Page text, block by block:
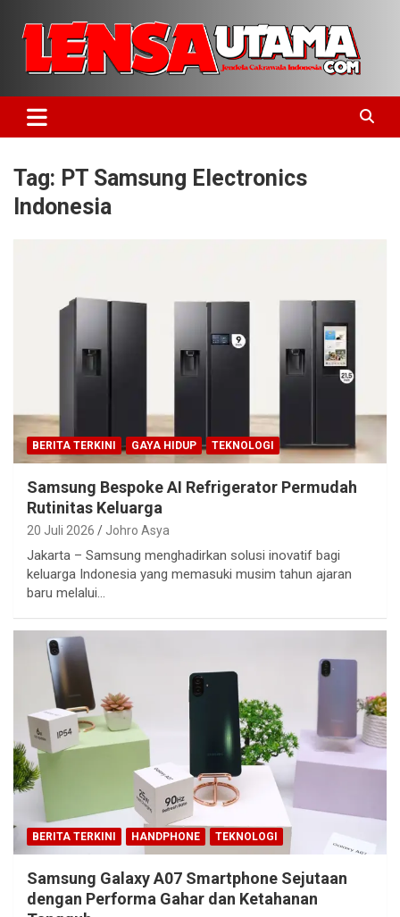
LensaUtama
Tag: PT Samsung Electronics
Indonesia
BERITA TERKINI GAYA HIDUP TEKNOLOGI
Samsung Bespoke AI Refrigerator Permudah
Rutinitas Keluarga
20 Juli 2026 Johro Asya
Jakarta – Samsung menghadirkan solusi inovatif bagi
keluarga Indonesia yang memasuki musim tahun ajaran
baru melalui…
BERITA TERKINI HANDPHONE TEKNOLOGI
Samsung Galaxy A07 Smartphone Sejutaan
dengan Performa Gahar dan Ketahanan